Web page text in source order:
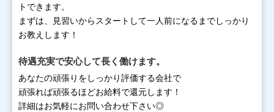
トできます。
まずは、見習いからスタートして一人前になるまでしっかり
お教えします！
待遇充実で安心して長く働けます。
あなたの頑張りをしっかり評価する会社で
頑張れば頑張るほどお給料で還元します！
詳細はお気軽にお問い合わせ下さい◎